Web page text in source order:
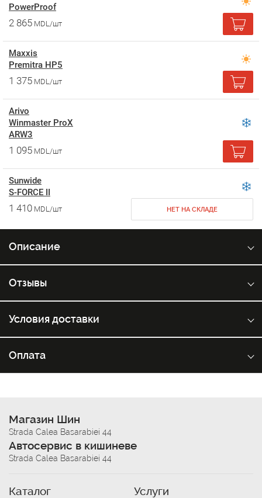
PowerProof
2 865 MDL/шт
Maxxis
Premitra HP5
1 375 MDL/шт
Arivo
Winmaster ProX
ARW3
1 095 MDL/шт
Sunwide
S-FORCE II
1 410 MDL/шт НЕТ НА СКЛАДЕ
Описание
Отзывы
Условия доставки
Оплата
Магазин Шин
Strada Calea Basarabiei 44
Автосервис в кишиневе
Strada Calea Basarabiei 44
Каталог Услуги